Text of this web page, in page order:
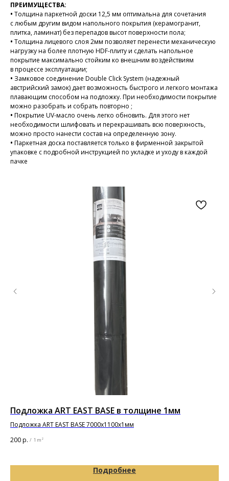
ПРЕИМУЩЕСТВА:
• Толщина паркетной доски 12,5 мм оптимальна для сочетания
с любым другим видом напольного покрытия (керамогранит,
плитка, ламинат) без перепадов высот поверхности пола;
• Толщина лицевого слоя 2мм позволяет перенести механическую
нагрузку на более плотную HDF-плиту и сделать напольное
покрытие максимально стойким ко внешним воздействиям
в процессе эксплуатации;
• Замковое соединение Double Click System (надежный
австрийский замок) дает возможность быстрого и легкого монтажа
плавающим способом на подложку. При необходимости покрытие
можно разобрать и собрать повторно ;
• Покрытие UV-масло очень легко обновить. Для этого нет
необходимости шлифовать и перекрашивать всю поверхность,
можно просто нанести состав на определенную зону.
• Паркетная доска поставляется только в фирменной закрытой
упаковке с подробной инструкцией по укладке и уходу в каждой
пачке
Подложка ART EAST BASE в толщине 1мм
Подложка ART EAST BASE 7000х1100х1мм
200р. / 1 m²
Подробнее